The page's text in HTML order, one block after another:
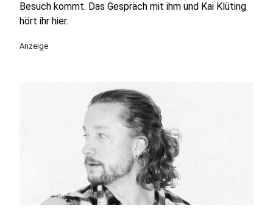
Besuch kommt. Das Gespräch mit ihm und Kai Klüting
hört ihr hier.
Anzeige